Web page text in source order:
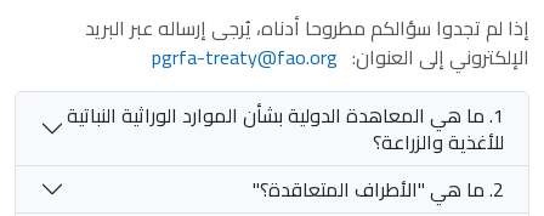
إذا لم تجدوا سؤالكم مطروحا أدناه، يُرجى إرساله عبر البريد
الإلكتروني إلى العنوان: pgrfa-treaty@fao.org
1. ما هي المعاهدة الدولية بشأن الموارد الوراثية النباتية
للأغذية والزراعة؟
2. ما هي "الأطراف المتعاقدة؟"